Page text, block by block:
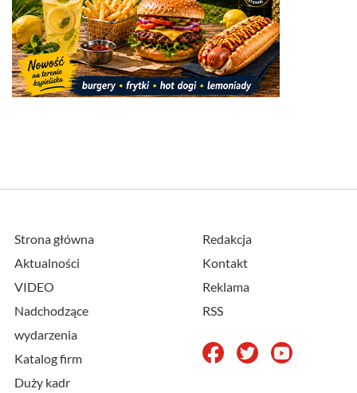
Strona główna
Aktualności
VIDEO
Nadchodzące
wydarzenia
Katalog firm
Duży kadr
Redakcja
Kontakt
Reklama
RSS